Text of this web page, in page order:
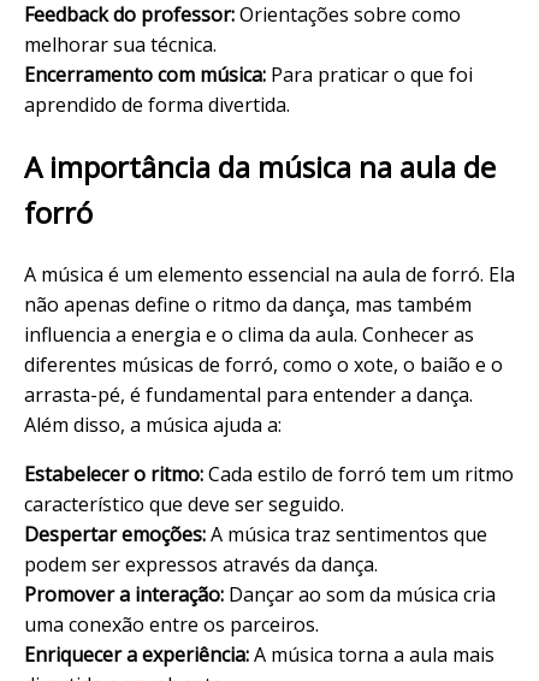
Feedback do professor:Orientações sobre como
melhorar sua técnica.
Encerramento com música: Para praticar o que foi
aprendido de forma divertida.
A importância da música na aula de
forró
A música é um elemento essencial na aula de forró. Ela
não apenas define o ritmo da dança, mas também
influencia a energia e o clima da aula. Conhecer as
diferentes músicas de forró, como o xote, o baião e o
arrasta-pé, é fundamental para entender a dança.
Além disso, a música ajuda a:
Estabelecer o ritmo:Cada estilo de forró tem um ritmo
característico que deve ser seguido.
Despertar emoções:A música traz sentimentos que
podem ser expressos através da dança.
Promover a interação: Dançar ao som da música cria
uma conexão entre os parceiros.
Enriquecer a experiência:A música torna a aula mais